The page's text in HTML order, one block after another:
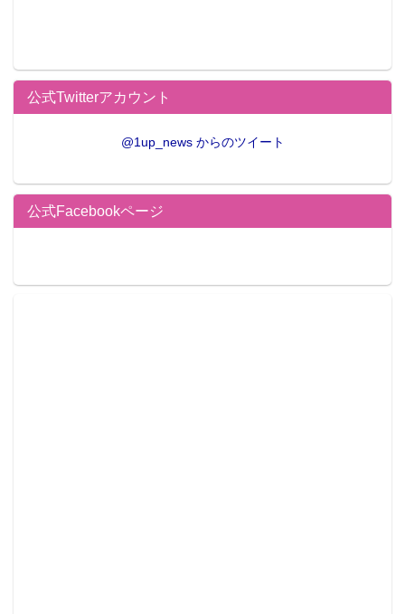
公式Twitterアカウント
@1up_news からのツイート
公式Facebookページ